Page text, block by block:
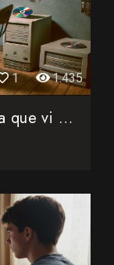
1 1.435
Una historia de pirateo: El día que vi por primera vez un C...